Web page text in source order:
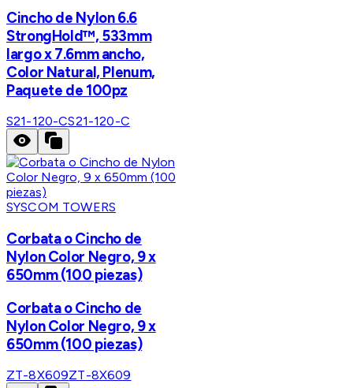
Cincho de Nylon 6.6
StrongHold™, 533mm
largo x 7.6mm ancho,
Color Natural, Plenum,
Paquete de 100pz
S21-120-CS21-120-C
SYSCOM TOWERS
Corbata o Cincho de
Nylon Color Negro, 9 x
650mm (100 piezas)
Corbata o Cincho de
Nylon Color Negro, 9 x
650mm (100 piezas)
ZT-8X609ZT-8X609